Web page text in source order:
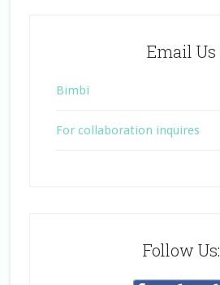
Email Us
Bimbi
For collaboration inquires
Follow Us: